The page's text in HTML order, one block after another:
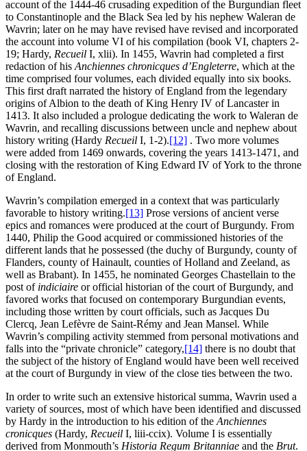
account of the 1444-46 crusading expedition of the Burgundian fleet
to Constantinople and the Black Sea led by his nephew Waleran de
Wavrin; later on he may have revised have revised and incorporated
the account into volume VI of his compilation (book VI, chapters 2-
19; Hardy, Recueil I, xlii). In 1455, Wavrin had completed a first
redaction of his Anchiennes chronicques d’Engleterre, which at the
time comprised four volumes, each divided equally into six books.
This first draft narrated the history of England from the legendary
origins of Albion to the death of King Henry IV of Lancaster in
1413. It also included a prologue dedicating the work to Waleran de
Wavrin, and recalling discussions between uncle and nephew about
history writing (Hardy Recueil I, 1-2).[12] . Two more volumes
were added from 1469 onwards, covering the years 1413-1471, and
closing with the restoration of King Edward IV of York to the throne
of England.
Wavrin’s compilation emerged in a context that was particularly
favorable to history writing.[13] Prose versions of ancient verse
epics and romances were produced at the court of Burgundy. From
1440, Philip the Good acquired or commissioned histories of the
different lands that he possessed (the duchy of Burgundy, county of
Flanders, county of Hainault, counties of Holland and Zeeland, as
well as Brabant). In 1455, he nominated Georges Chastellain to the
post of indiciaire or official historian of the court of Burgundy, and
favored works that focused on contemporary Burgundian events,
including those written by court officials, such as Jacques Du
Clercq, Jean Lefèvre de Saint-Rémy and Jean Mansel. While
Wavrin’s compiling activity stemmed from personal motivations and
falls into the “private chronicle” category,[14] there is no doubt that
the subject of the history of England would have been well received
at the court of Burgundy in view of the close ties between the two.
In order to write such an extensive historical summa, Wavrin used a
variety of sources, most of which have been identified and discussed
by Hardy in the introduction to his edition of the Anchiennes
cronicques (Hardy, Recueil I, liii-ccix). Volume I is essentially
derived from Monmouth’s Historia Regum Britanniae and the Brut.